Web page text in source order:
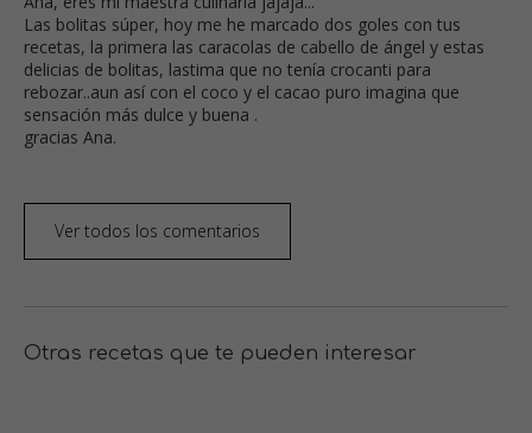
Las bolitas súper, hoy me he marcado dos goles con tus
recetas, la primera las caracolas de cabello de ángel y estas
delicias de bolitas, lastima que no tenía crocanti para
rebozar..aun así con el coco y el cacao puro imagina que
sensación más dulce y buena .
gracias Ana.
Ver todos los comentarios
Otras recetas que te pueden interesar